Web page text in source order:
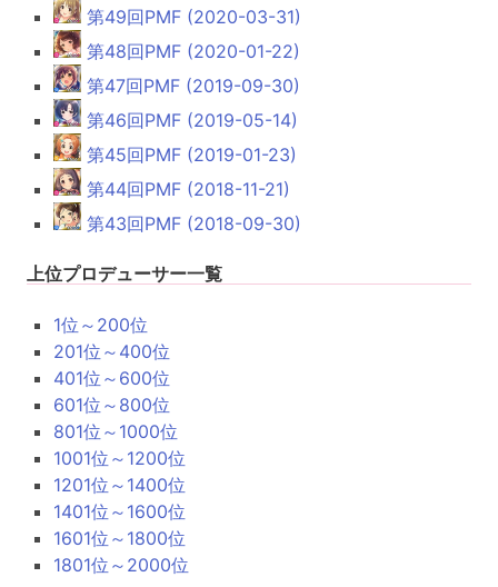
第49回PMF (2020-03-31)
第48回PMF (2020-01-22)
第47回PMF (2019-09-30)
第46回PMF (2019-05-14)
第45回PMF (2019-01-23)
第44回PMF (2018-11-21)
第43回PMF (2018-09-30)
上位プロデューサー一覧
1位～200位
201位～400位
401位～600位
601位～800位
801位～1000位
1001位～1200位
1201位～1400位
1401位～1600位
1601位～1800位
1801位～2000位